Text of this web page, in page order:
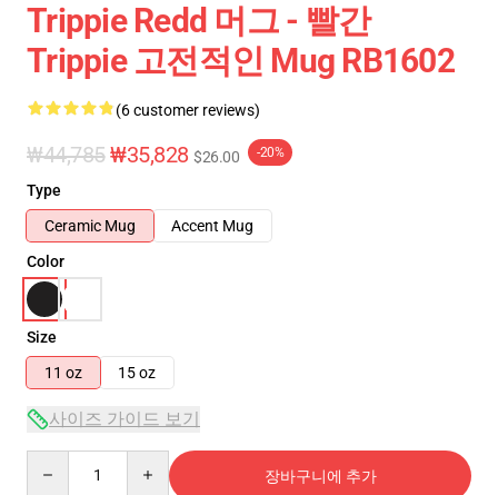
Trippie Redd 머그 - 빨간
Trippie 고전적인 Mug RB1602
(6 customer reviews)
₩44,785₩35,828 $26.00 -20%
Type
Ceramic Mug
Accent Mug
Color
Size
11 oz
15 oz
사이즈 가이드 보기
장바구니에 추가